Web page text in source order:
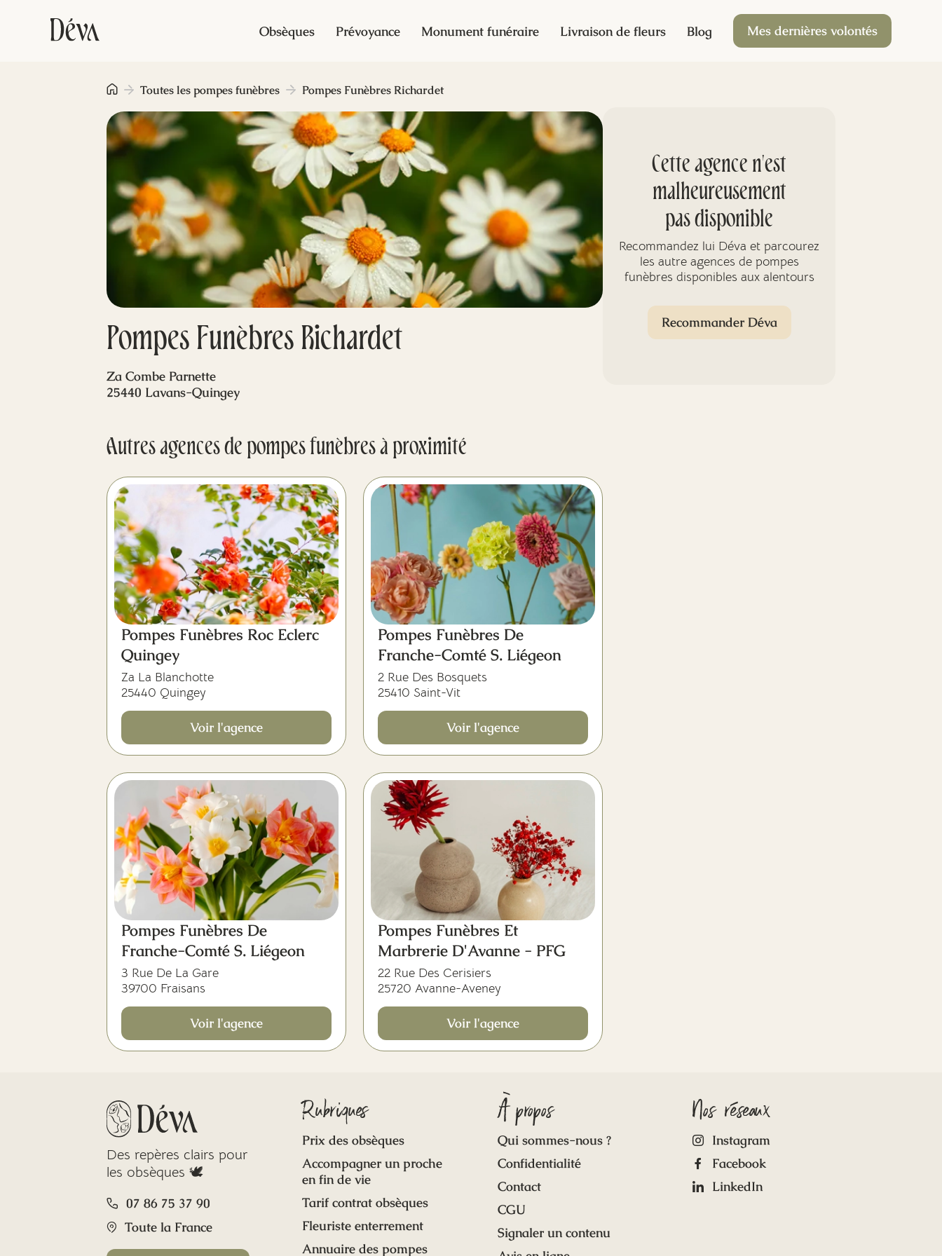
Obsèques Prévoyance Monument funéraire Livraison de fleurs Blog Mes dernières volontés
Pompes Funèbres Richardet
Toutes les pompes funèbres Pompes Funèbres Richardet
Za Combe Parnette
25440 Lavans-Quingey
Autres agences de pompes funèbres à proximité
Pompes Funèbres Roc Eclerc
Quingey
Za La Blanchotte
25440 Quingey
Voir l'agence
Pompes Funèbres De
Franche-Comté S. Liégeon
2 Rue Des Bosquets
25410 Saint-Vit
Voir l'agence
Pompes Funèbres De
Franche-Comté S. Liégeon
3 Rue De La Gare
39700 Fraisans
Voir l'agence
Pompes Funèbres Et
Marbrerie D'Avanne - PFG
22 Rue Des Cerisiers
25720 Avanne-Aveney
Voir l'agence
Cette agence n'est
malheureusement
pas disponible
Recommandez lui Déva et parcourez
les autre agences de pompes
funèbres disponibles aux alentours
Recommander Déva
Des repères clairs pour
les obsèques 🕊️
07 86 75 37 90
Toute la France
Rubriques
Prix des obsèques
Accompagner un proche
en fin de vie
Tarif contrat obsèques
Fleuriste enterrement
Annuaire des pompes
À propos
Qui sommes-nous ?
Confidentialité
Contact
CGU
Signaler un contenu
Nos réseaux
Instagram
Facebook
LinkedIn